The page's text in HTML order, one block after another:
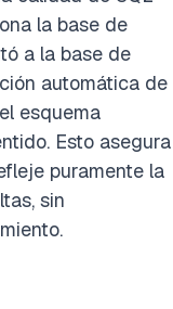
la base de
a la base de
automática de
esquema
Esto asegura
puramente la
sin